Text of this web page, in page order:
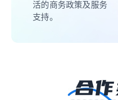
活的商务政策及服务
支持。